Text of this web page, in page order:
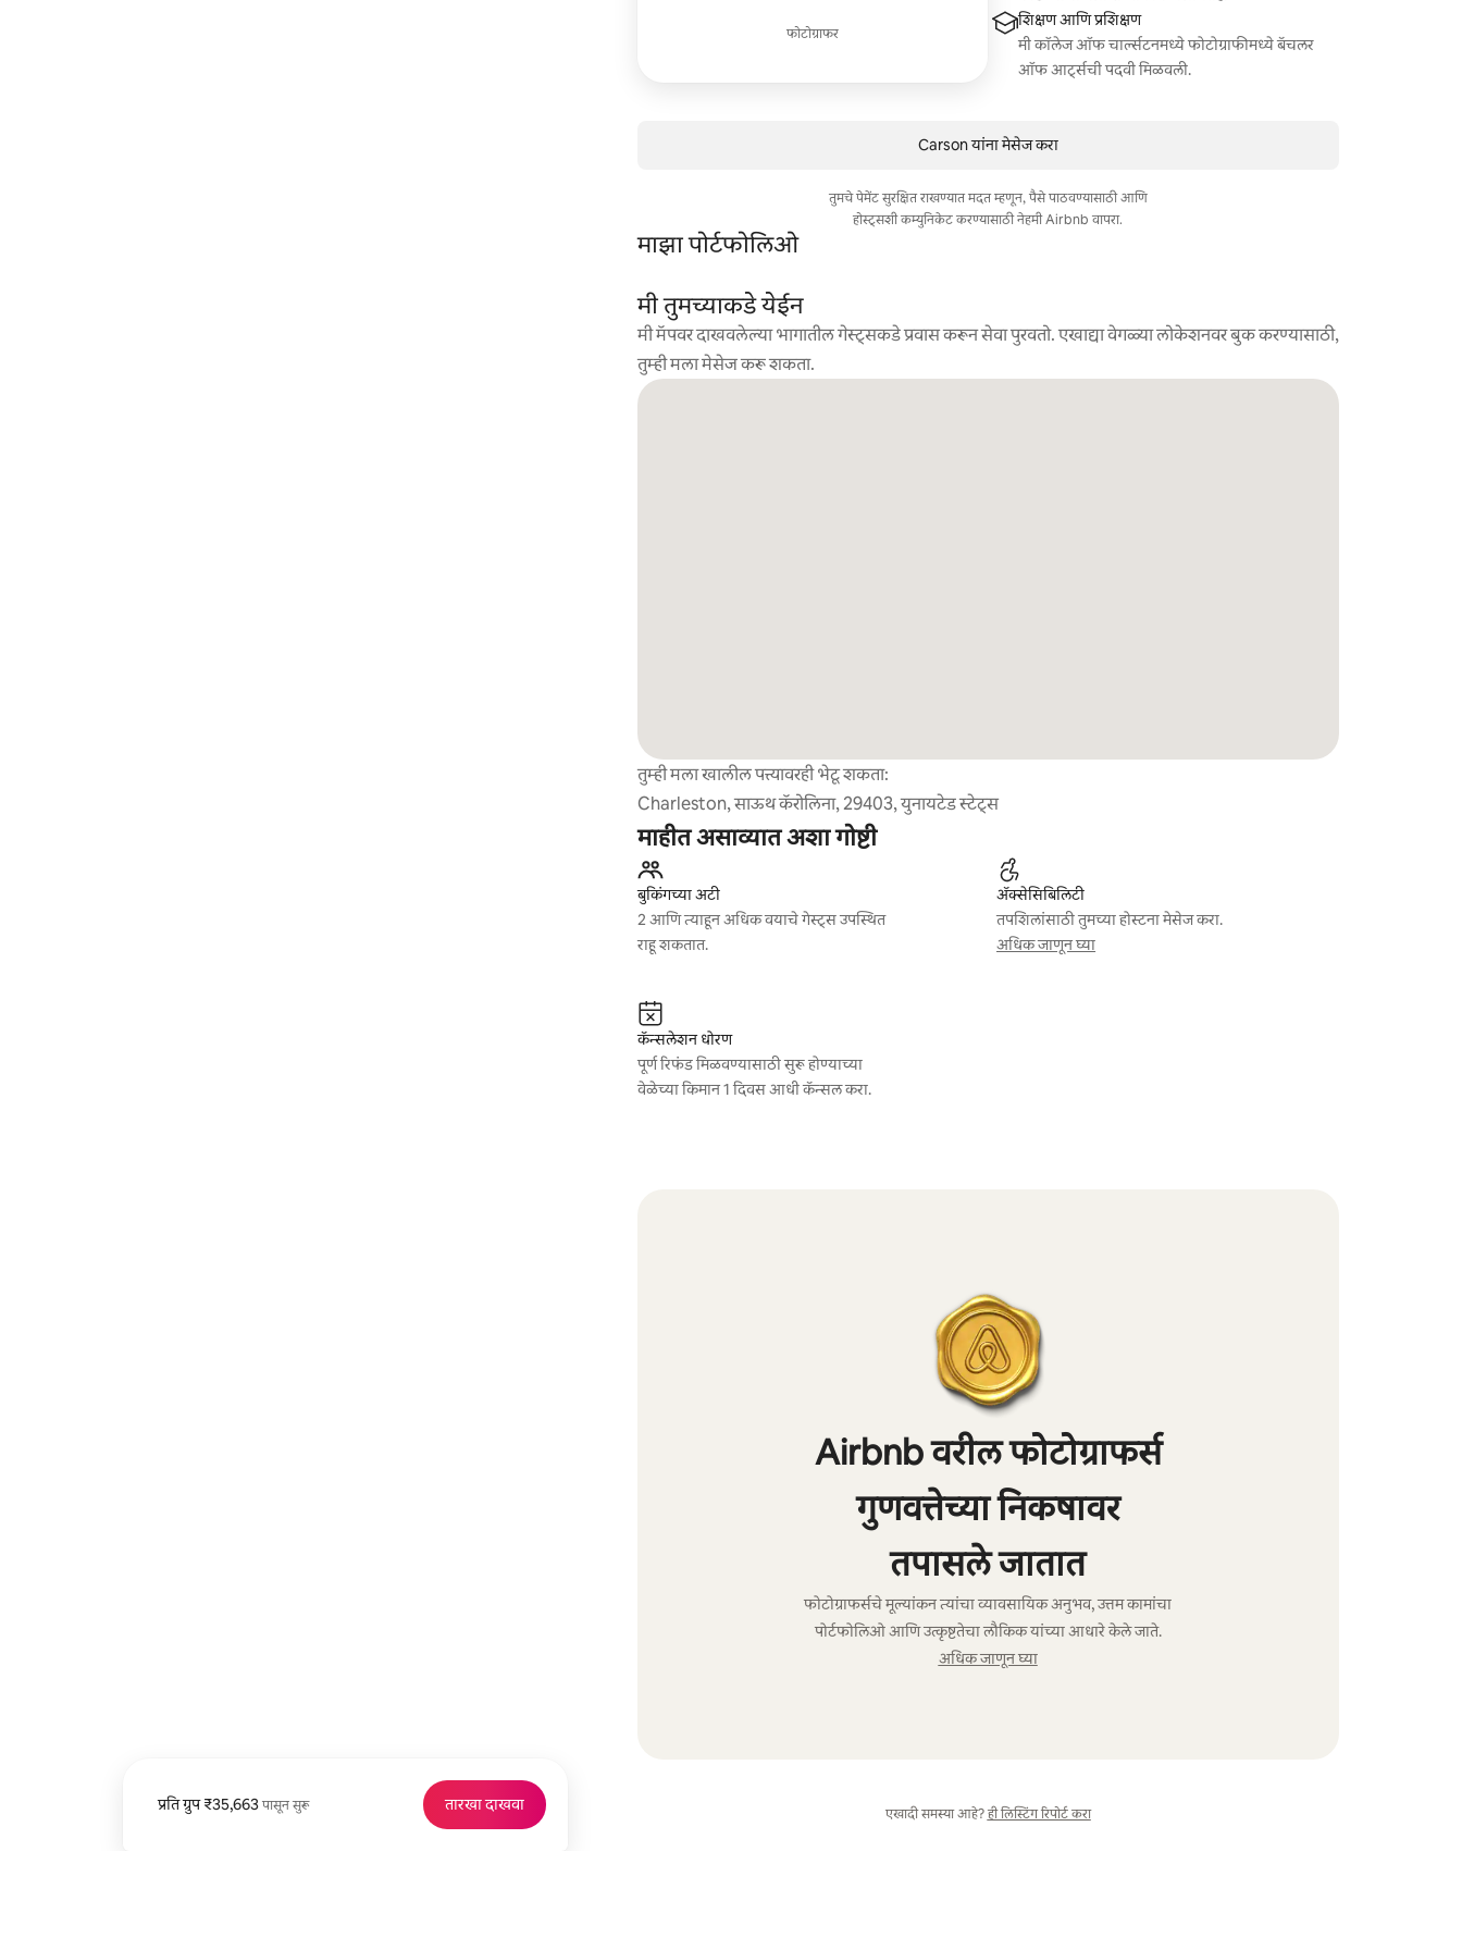
प्रति ग्रुप ₹35,663 पासून सुरू
प्रति ग्रुप ₹35,663 पासून तारखा दाखवा
फोटोग्राफर
शिक्षण आणि प्रशिक्षण
मी कॉलेज ऑफ चार्ल्सटनमध्ये फोटोग्राफीमध्ये बॅचलर
ऑफ आर्ट्सची पदवी मिळवली.
Carson यांना मेसेज करा
तुमचे पेमेंट सुरक्षित राखण्यात मदत म्हणून, पैसे पाठवण्यासाठी आणि
होस्ट्सशी कम्युनिकेट करण्यासाठी नेहमी Airbnb वापरा.
माझा पोर्टफोलिओ
मी तुमच्याकडे येईन
मी मॅपवर दाखवलेल्या भागातील गेस्ट्सकडे प्रवास करून सेवा पुरवतो. एखाद्या वेगळ्या लोकेशनवर बुक करण्यासाठी,
तुम्ही मला मेसेज करू शकता.
तुम्ही मला खालील पत्त्यावरही भेटू शकता:
Charleston, साऊथ कॅरोलिना, 29403, युनायटेड स्टेट्स
माहीत असाव्यात अशा गोष्टी
बुकिंगच्या अटी
2 आणि त्याहून अधिक वयाचे गेस्ट्स उपस्थित
राहू शकतात.
ॲक्सेसिबिलिटी
तपशिलांसाठी तुमच्या होस्टना मेसेज करा.
अधिक जाणून घ्या
कॅन्सलेशन धोरण
पूर्ण रिफंड मिळवण्यासाठी सुरू होण्याच्या
वेळेच्या किमान 1 दिवस आधी कॅन्सल करा.
Airbnb वरील फोटोग्राफर्स
गुणवत्तेच्या निकषावर
तपासले जातात
फोटोग्राफर्सचे मूल्यांकन त्यांचा व्यावसायिक अनुभव, उत्तम कामांचा
पोर्टफोलिओ आणि उत्कृष्टतेचा लौकिक यांच्या आधारे केले जाते.
अधिक जाणून घ्या
एखादी समस्या आहे? ही लिस्टिंग रिपोर्ट करा